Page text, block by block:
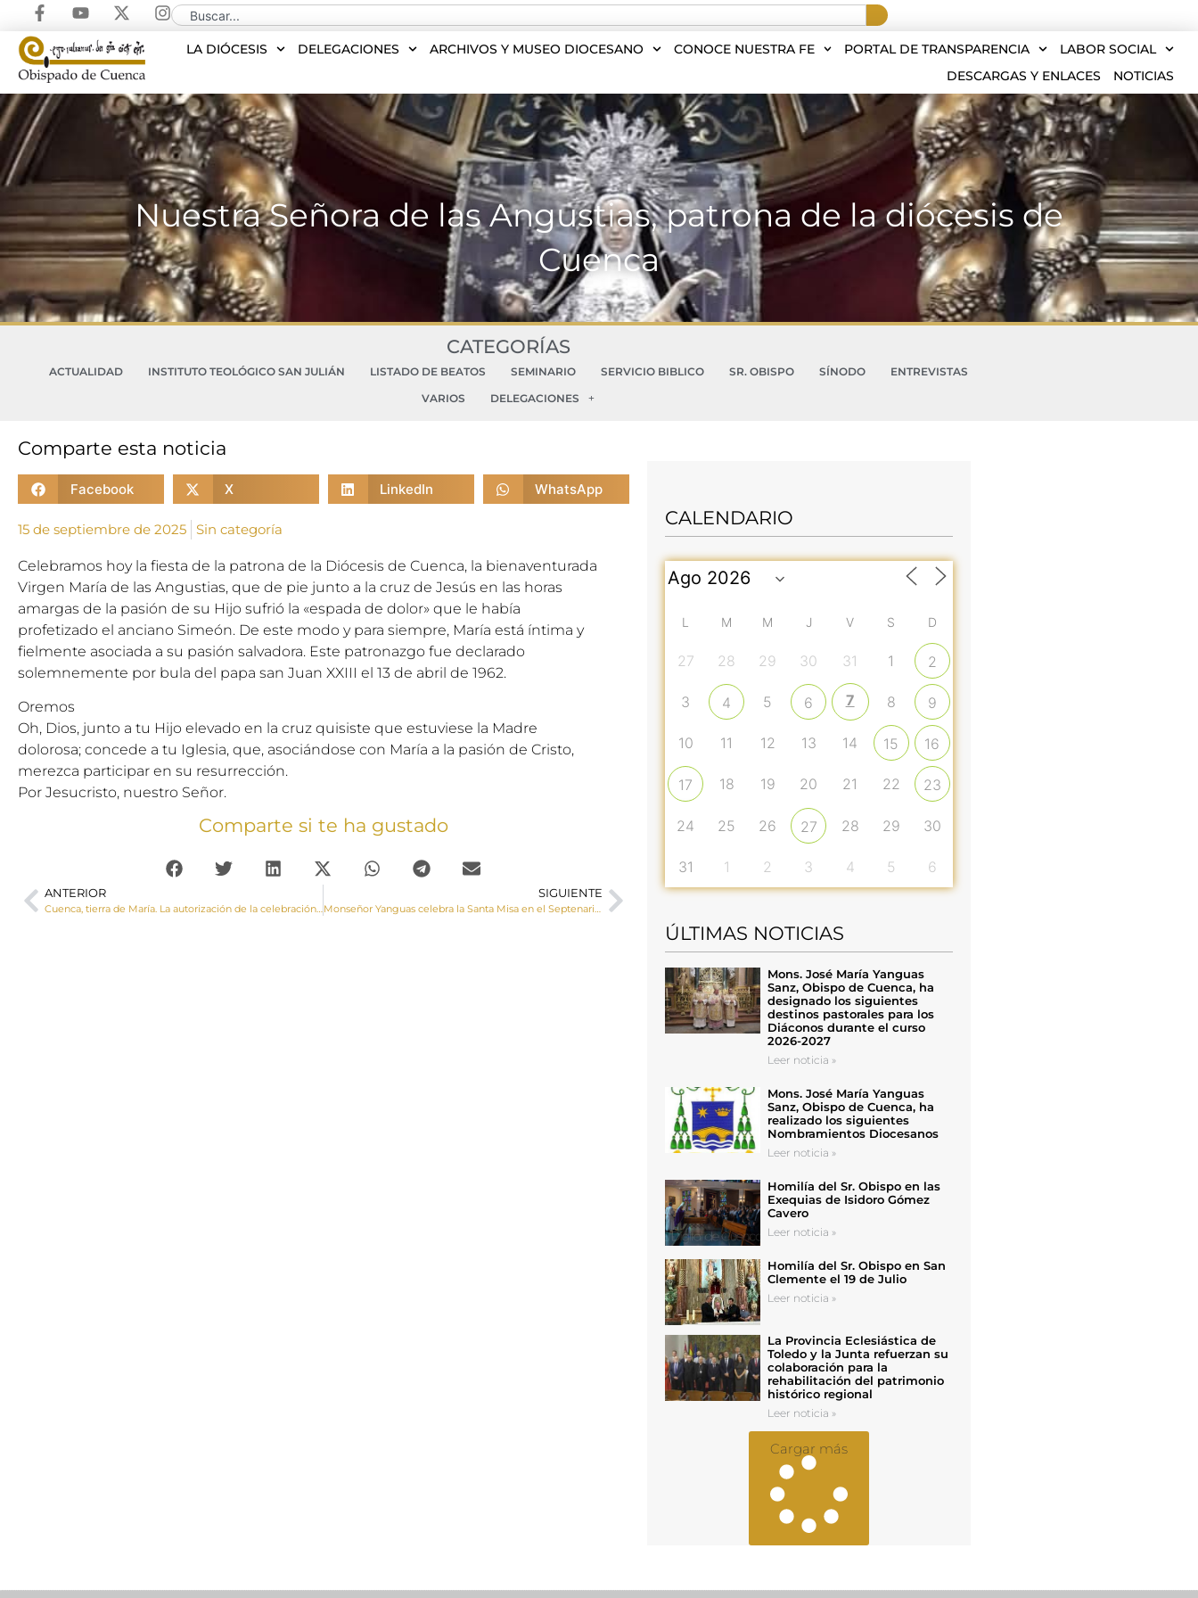
LA DIÓCESIS DELEGACIONES ARCHIVOS Y MUSEO DIOCESANO CONOCE NUESTRA FE PORTAL DE TRANSPARENCIA
LABOR SOCIAL
DESCARGAS Y ENLACES
NOTICIAS
Nuestra Señora de las Angustias, patrona de la diócesis de
Cuenca
CATEGORÍAS
ACTUALIDAD INSTITUTO TEOLÓGICO SAN JULIÁN LISTADO DE BEATOS SEMINARIO SERVICIO BIBLICO SR. OBISPO SÍNODO
ENTREVISTAS
VARIOS
DELEGACIONES
Comparte esta noticia
Facebook X LinkedIn WhatsApp
15 de septiembre de 2025 Sin categoría
Celebramos hoy la fiesta de la patrona de la Diócesis de Cuenca, la bienaventurada
Virgen María de las Angustias, que de pie junto a la cruz de Jesús en las horas
amargas de la pasión de su Hijo sufrió la «espada de dolor» que le había
profetizado el anciano Simeón. De este modo y para siempre, María está íntima y
fielmente asociada a su pasión salvadora. Este patronazgo fue declarado
solemnemente por bula del papa san Juan XXIII el 13 de abril de 1962.
Oremos
Oh, Dios, junto a tu Hijo elevado en la cruz quisiste que estuviese la Madre
dolorosa; concede a tu Iglesia, que, asociándose con María a la pasión de Cristo,
merezca participar en su resurrección.
Por Jesucristo, nuestro Señor.
Comparte si te ha gustado
ANTERIOR
Cuenca, tierra de María. La autorización de la celebración de la fiesta del Dulce Nombre de María nació en Cuenca en 1513
SIGUIENTE
Monseñor Yanguas celebra la Santa Misa en el Septenario de la Virgen de Tejeda en Moya
CALENDARIO
L M M J V S D
27 28 29 30 31 1 2
3 4 5 6 7 8 9
10 11 12 13 14 15 16
17 18 19 20 21 22 23
24 25 26 27 28 29 30
31 1 2 3 4 5 6
ÚLTIMAS NOTICIAS
Mons. José María Yanguas
Sanz, Obispo de Cuenca, ha
designado los siguientes
destinos pastorales para los
Diáconos durante el curso
2026-2027
Leer noticia »
Mons. José María Yanguas
Sanz, Obispo de Cuenca, ha
realizado los siguientes
Nombramientos Diocesanos
Leer noticia »
Homilía del Sr. Obispo en las
Exequias de Isidoro Gómez
Cavero
Leer noticia »
Homilía del Sr. Obispo en San
Clemente el 19 de Julio
Leer noticia »
La Provincia Eclesiástica de
Toledo y la Junta refuerzan su
colaboración para la
rehabilitación del patrimonio
histórico regional
Leer noticia »
Cargar más